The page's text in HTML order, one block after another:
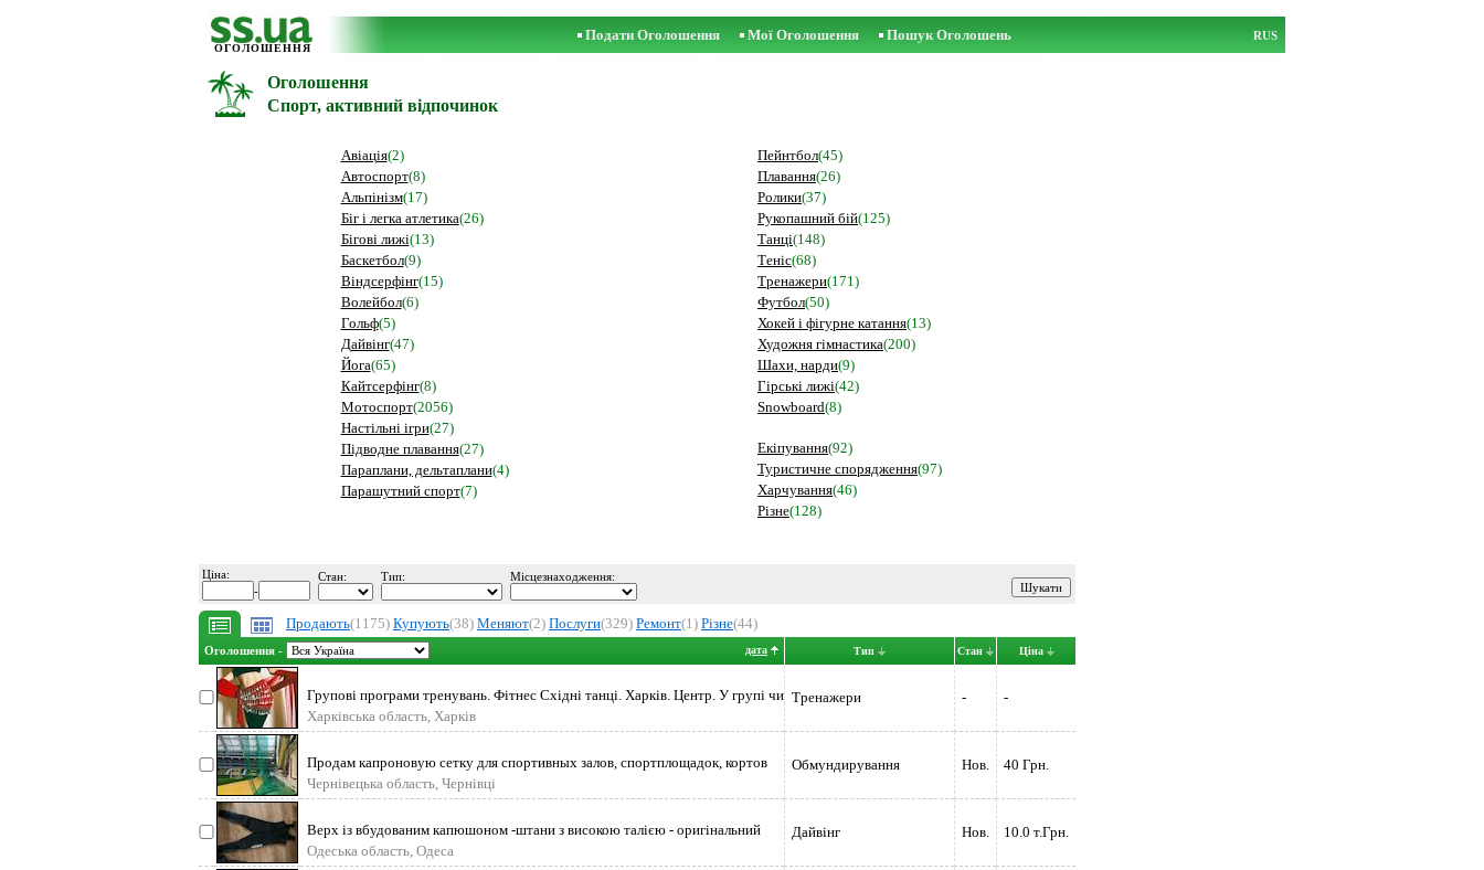
ОГОЛОШЕННЯ
Подати Оголошення Мої Оголошення Пошук Оголошень RUS
Оголошення
Спорт, активний відпочинок
Авіація(2)
Автоспорт(8)
Альпінізм(17)
Біг і легка атлетика(26)
Бігові лижі(13)
Баскетбол(9)
Віндсерфінг(15)
Волейбол(6)
Гольф(5)
Дайвінг(47)
Йога(65)
Кайтсерфінг(8)
Мотоспорт(2056)
Настільні ігри(27)
Підводне плавання(27)
Параплани, дельтаплани(4)
Парашутний спорт(7)
Пейнтбол(45)
Плавання(26)
Ролики(37)
Рукопашний бій(125)
Танці(148)
Теніс(68)
Тренажери(171)
Футбол(50)
Хокей і фігурне катання(13)
Художня гімнастика(200)
Шахи, нарди(9)
Гірські лижі(42)
Snowboard(8)
Екіпування(92)
Туристичне спорядження(97)
Харчування(46)
Різне(128)
Ціна:
-
Стан: Тип: Місцезнаходження:
Продають(1175) Купують(38) Меняют(2) Послуги(329) Ремонт(1) Різне(44)
Оголошення - дата Тип Стан Ціна
Групові програми тренувань. Фітнес Східні танці. Харків. Центр. У групі чи
Персон
Харківська область, Харків
Тренажери - -
Продам капроновую сетку для спортивных залов, спортплощадок, кортов
Чернівецька область, Чернівці
Обмундирування Нов. 40 Грн.
Верх із вбудованим капюшоном -штани з високою талією - оригінальний
неопрен Cressi (
Одеська область, Одеса
Дайвінг Нов. 10.0 т.Грн.